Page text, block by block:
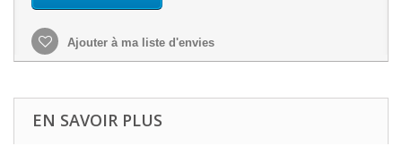
Ajouter à ma liste d'envies
EN SAVOIR PLUS